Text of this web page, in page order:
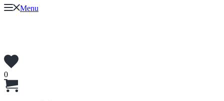
Menu
0